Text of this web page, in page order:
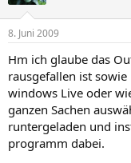
8. Juni 2009
Hm ich glaube das
rausgefallen ist sowie
windows Live oder
ganzen Sachen
runtergeladen und
programm dabei.